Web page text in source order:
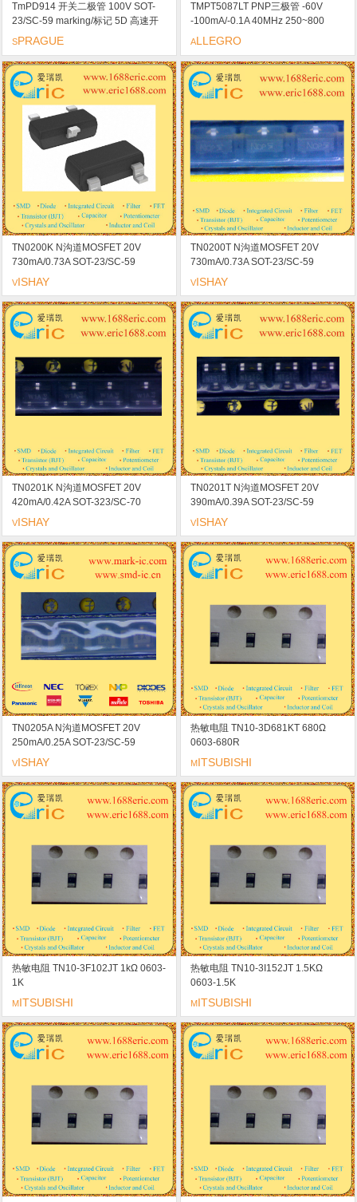
TmPD914 开关二极管 100V SOT-
23/SC-59 marking/标记 5D 高速开
关/限幅器
SPRAGUE
TMPT5087LT PNP三极管 -60V
-100mA/-0.1A 40MHz 250~800
-300mV/-0.3V SOT-23 marking/标记
ALLEGRO
TN0200K N沟道MOSFET 20V
730mA/0.73A SOT-23/SC-59
marking/标记 高速开关/低导通电阻
VISHAY
TN0200T N沟道MOSFET 20V
730mA/0.73A SOT-23/SC-59
marking/标记 N0 高速开关/低导通电
VISHAY
TN0201K N沟道MOSFET 20V
420mA/0.42A SOT-323/SC-70
marking/标记 W1A 高速开关/低导通
VISHAY
TN0201T N沟道MOSFET 20V
390mA/0.39A SOT-23/SC-59
marking/标记 N1 高速开关/低导通电
VISHAY
TN0205A N沟道MOSFET 20V
250mA/0.25A SOT-23/SC-59
marking/标记 BA 高速开关/低导通电
VISHAY
热敏电阻 TN10-3D681KT 680Ω
0603-680R
MITSUBISHI
热敏电阻 TN10-3F102JT 1kΩ 0603-
1K
MITSUBISHI
热敏电阻 TN10-3I152JT 1.5KΩ
0603-1.5K
MITSUBISHI